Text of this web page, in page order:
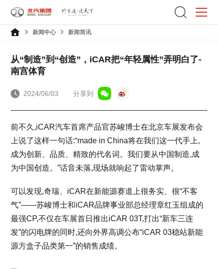
新闻中心 新闻简讯
从“制造”到“创造”，iCAR把“年轻属性”弄明白了-
南宫体育
2024/06/03 分享到
前不久,iCAR汽车首席产品官苏峻博士在北京车展发布会
上说了这样一句话:“made in China将在我们这一代手上,
成为创新、品质、精致的代名词。我们要从中国制造,成
为中国创造。”话音未落,现场就响起了雷动掌声。
可以发现,奇瑞、iCAR在新能源赛道上很务实、很“不客
气”——苏峻博士和iCAR品牌事业部总经理章红玉组成的
最强CP,不仅在车展首日推出iCAR 03T,打出“新车三连
发”的闪电牌的同时,还向外界高调公布“iCAR 03稳站新能
源方盒子品类第一”的销售成绩。